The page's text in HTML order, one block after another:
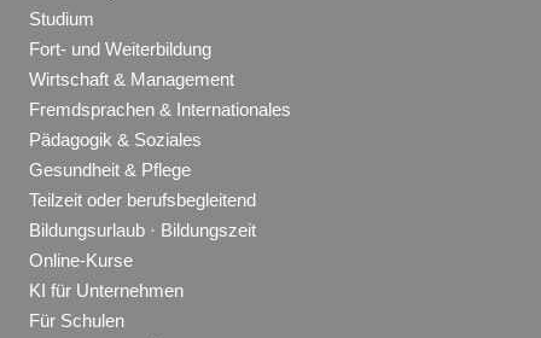
Studium
Fort- und Weiterbildung
Wirtschaft & Management
Fremdsprachen & Internationales
Pädagogik & Soziales
Gesundheit & Pflege
Teilzeit oder berufsbegleitend
Bildungsurlaub · Bildungszeit
Online-Kurse
KI für Unternehmen
Für Schulen